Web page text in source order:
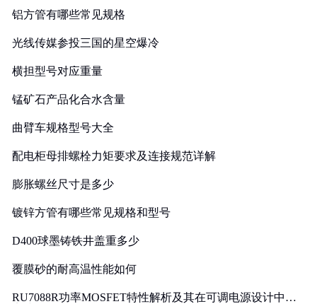
铝方管有哪些常见规格
光线传媒参投三国的星空爆冷
横担型号对应重量
锰矿石产品化合水含量
曲臂车规格型号大全
配电柜母排螺栓力矩要求及连接规范详解
膨胀螺丝尺寸是多少
镀锌方管有哪些常见规格和型号
D400球墨铸铁井盖重多少
覆膜砂的耐高温性能如何
RU7088R功率MOSFET特性解析及其在可调电源设计中的